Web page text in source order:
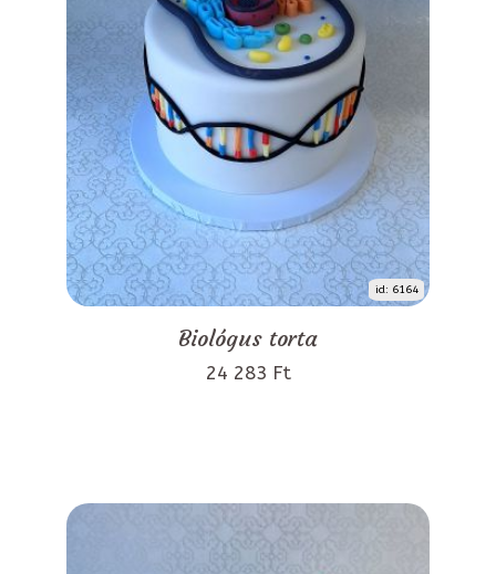
id: 6164
Biológus torta
24 283 Ft